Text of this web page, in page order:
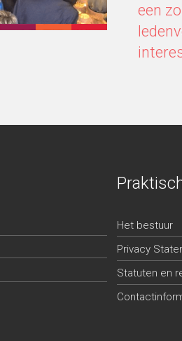
een
Het bestuur
Privacy
Statuten en